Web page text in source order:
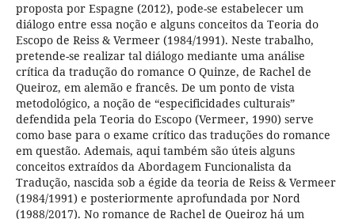
proposta por Espagne (2012), pode-se estabelecer um
diálogo entre essa noção e alguns conceitos da Teoria do
Escopo de Reiss & Vermeer (1984/1991). Neste trabalho,
pretende-se realizar tal diálogo mediante uma análise
crítica da tradução do romance O Quinze, de Rachel de
Queiroz, em alemão e francês. De um ponto de vista
metodológico, a noção de “especificidades culturais”
defendida pela Teoria do Escopo (Vermeer, 1990) serve
como base para o exame crítico das traduções do romance
em questão. Ademais, aqui também são úteis alguns
conceitos extraídos da Abordagem Funcionalista da
Tradução, nascida sob a égide da teoria de Reiss & Vermeer
(1984/1991) e posteriormente aprofundada por Nord
(1988/2017). No romance de Rachel de Queiroz há um